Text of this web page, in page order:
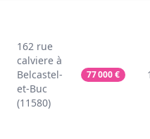
162 rue
calviere à
Belcastel-
et-Buc
(11580)
77 000€